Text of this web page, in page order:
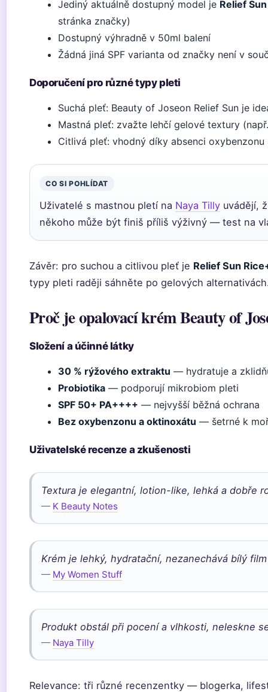
Jediný aktuálně dostupný model je Relief
stránka značky)
Dostupný výhradně v 50ml balení
Žádná jiná SPF varianta od značky není v
Doporučení pro různé typy pleti
Suchá pleť: Beauty of Joseon Relief Sun je
Mastná pleť: zvažte lehčí gelové textury
Citlivá pleť: vhodný díky absenci
CO SI POHLÍDAT
Uživatelé s mastnou pletí na Naya Tilly uvádějí,
někoho může být finiš příliš výživný — test na
Závěr: pro suchou a citlivou pleť je Relief Sun
typy pleti raději sáhněte po gelových
Proč je opalovací krém Beauty of
Složení a účinné látky
30 % rýžového extraktu — hydratuje a
Probiotika — podporují mikrobiom pleti
SPF 50+ PA++++ — nejvyšší běžná ochrana
Bez oxybenzonu a oktinoxátu — šetrné k
Uživatelské recenze a zkušenosti
Textura je elegantní, lotion-like, lehká a dobře
— K Beauty Notes
Krém je lehký, hydratační, nezanechává bílý
— My Women Stuff
Produkt obstál při pocení a vlhkosti, neleskne
— Naya Tilly
Relevance: tři různé recenzentky — blogerka,